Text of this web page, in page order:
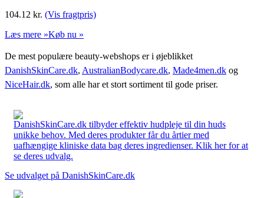
104.12 kr. (Vis fragtpris)
Læs mere »Køb nu »
De mest populære beauty-webshops er i øjeblikket
DanishSkinCare.dk, AustralianBodycare.dk, Made4men.dk og
NiceHair.dk, som alle har et stort sortiment til gode priser.
DanishSkinCare.dk tilbyder effektiv hudpleje til din huds
unikke behov. Med deres produkter får du årtier med
uafhængige kliniske data bag deres ingredienser. Klik her for at
se deres udvalg.
Se udvalget på DanishSkinCare.dk